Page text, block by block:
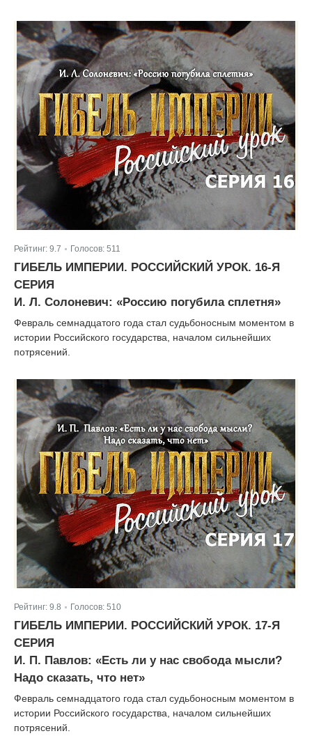
Рейтинг: 9.7 Голосов: 511
ГИБЕЛЬ ИМПЕРИИ. РОССИЙСКИЙ УРОК. 16-Я
СЕРИЯ
И. Л. Солоневич: «Россию погубила сплетня»
Февраль семнадцатого года стал судьбоносным моментом в
истории Российского государства, началом сильнейших
потрясений.
Рейтинг: 9.8 Голосов: 510
ГИБЕЛЬ ИМПЕРИИ. РОССИЙСКИЙ УРОК. 17-Я
СЕРИЯ
И. П. Павлов: «Есть ли у нас свобода мысли?
Надо сказать, что нет»
Февраль семнадцатого года стал судьбоносным моментом в
истории Российского государства, началом сильнейших
потрясений.